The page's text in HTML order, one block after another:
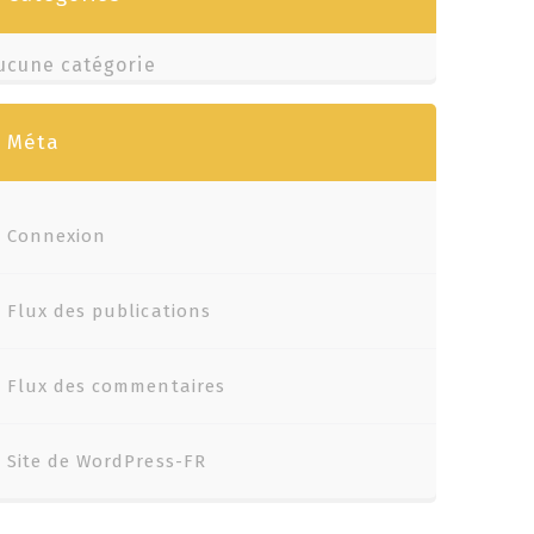
catégorie
Méta
Connexion
Flux des publications
Flux des commentaires
Site de WordPress-FR